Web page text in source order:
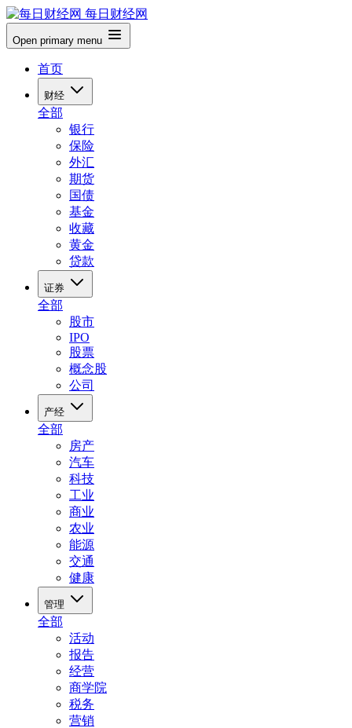
每日财经网
Open primary menu
首页
财经
全部
银行
保险
外汇
期货
国债
基金
收藏
黄金
贷款
证券
全部
股市
IPO
股票
概念股
公司
产经
全部
房产
汽车
科技
工业
商业
农业
能源
交通
健康
管理
全部
活动
报告
经营
商学院
税务
营销